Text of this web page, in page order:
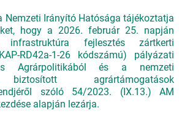
Nemzeti Irányító Hatósága tájékoztatja
hogy a 2026. február 25. napján
infrastruktúra fejlesztés zártkerti
RD42a-1-26 kódszámú) pályázati
Agrárpolitikából és a nemzeti
biztosított agrártámogatások
szóló 54/2023. (IX.13.) AM
alapján lezárja.